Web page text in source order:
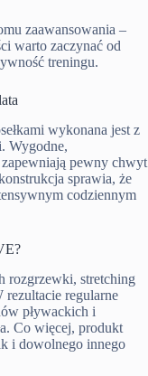
zaawansowania –
warto zaczynać od
treningu.
wykonana jest z
Wygodne,
pewny chwyt
sprawia, że
codziennym
rozgrzewki, stretching
rezultacie regularne
pływackich i
Co więcej, produkt
i dowolnego innego